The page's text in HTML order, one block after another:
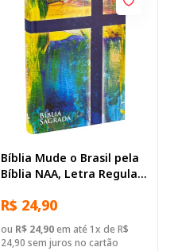
Bíblia Mude o Brasil pela
Bíblia NAA, Letra Regular,
R$ 24,90
ou R$ 24,90em até 1x de R$
24,90 sem juros no cartão